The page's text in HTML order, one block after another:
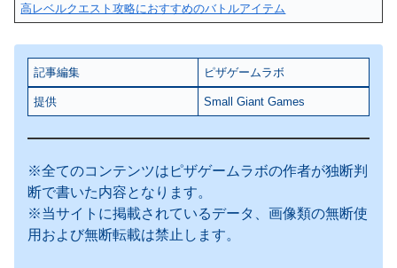
高レベルクエスト攻略におすすめのバトルアイテム
記事編集 ピザゲームラボ
提供 Small Giant Games
※全てのコンテンツはピザゲームラボの作者が独断判
断で書いた内容となります。
※当サイトに掲載されているデータ、画像類の無断使
用および無断転載は禁止します。